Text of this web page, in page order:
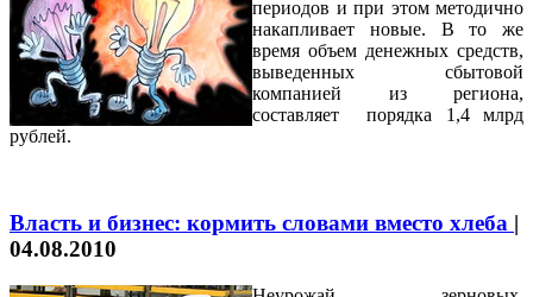
периодов и при этом методично
накапливает новые. В то же
время объем денежных средств,
выведенных сбытовой
компанией из региона,
составляет порядка 1,4 млрд
рублей.
Власть и бизнес: кормить словами вместо хлеба |
04.08.2010